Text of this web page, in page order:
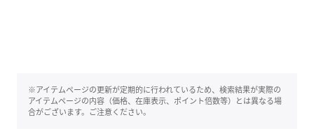
※アイテムページの更新が定期的に行われているため、検索結果が実際の
アイテムページの内容（価格、在庫表示、ポイント倍数等）とは異なる場
合がございます。ご注意ください。